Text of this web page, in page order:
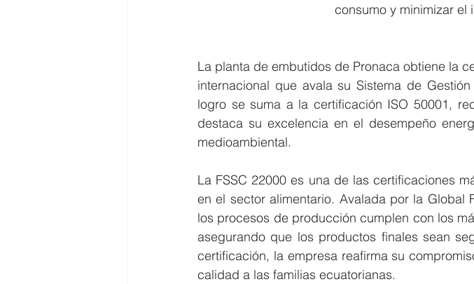
consumo y minimizar el
La planta de embutidos de Pronaca obtiene la
internacional que avala su Sistema de
logro se suma a la certificación ISO 50001,
destaca su excelencia en el desempeño
medioambiental.
La FSSC 22000 es una de las certificaciones
en el sector alimentario. Avalada por la Global
los procesos de producción cumplen con los
asegurando que los productos finales sean
certificación, la empresa reafirma su
calidad a las familias ecuatorianas.